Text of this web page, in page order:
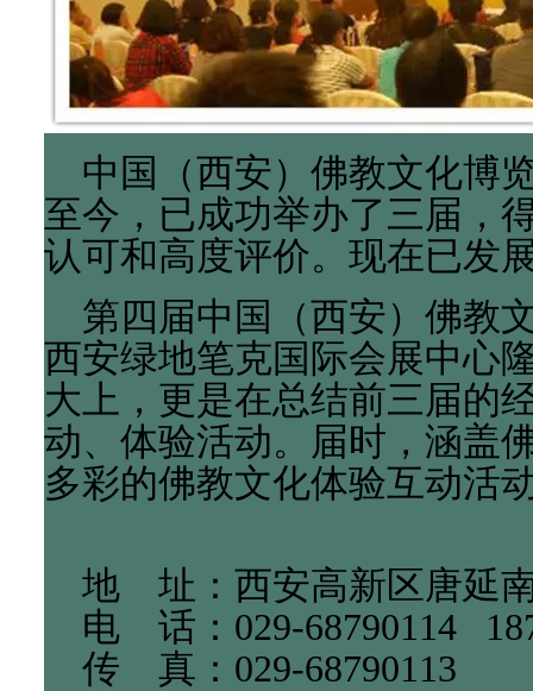
中国（西安）佛教文化博
至今，已成功举办了三届，
认可和高度评价。现在已发
第四届中国（西安）佛教
西安绿地笔克国际会展中心
大上，更是在总结前三届的
动、体验活动。届时，涵盖
多彩的佛教文化体验互动活
地 址：西安高新区唐
电 话：029-68790114
传 真：029-68790113